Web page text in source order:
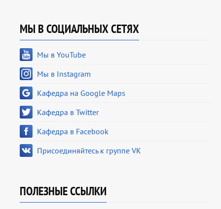
МЫ В СОЦИАЛЬНЫХ СЕТЯХ
Мы в YouTube
Мы в Instagram
Кафедра на Google Maps
Кафедра в Twitter
Кафедра в Facebook
Присоединяйтесь к группе VK
ПОЛЕЗНЫЕ ССЫЛКИ